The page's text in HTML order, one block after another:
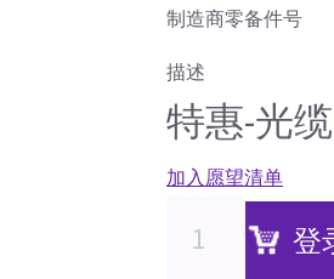
制造商零备件号
描述
特惠-光缆
加入愿望清单
登